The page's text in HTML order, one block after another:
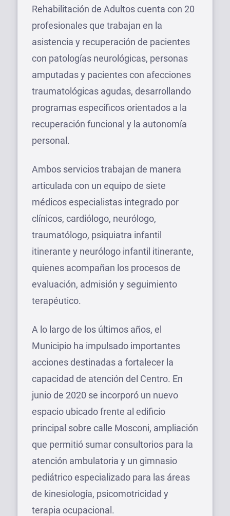
Rehabilitación de Adultos cuenta con 20
profesionales que trabajan en la
asistencia y recuperación de pacientes
con patologías neurológicas, personas
amputadas y pacientes con afecciones
traumatológicas agudas, desarrollando
programas específicos orientados a la
recuperación funcional y la autonomía
personal.
Ambos servicios trabajan de manera
articulada con un equipo de siete
médicos especialistas integrado por
clínicos, cardiólogo, neurólogo,
traumatólogo, psiquiatra infantil
itinerante y neurólogo infantil itinerante,
quienes acompañan los procesos de
evaluación, admisión y seguimiento
terapéutico.
A lo largo de los últimos años, el
Municipio ha impulsado importantes
acciones destinadas a fortalecer la
capacidad de atención del Centro. En
junio de 2020 se incorporó un nuevo
espacio ubicado frente al edificio
principal sobre calle Mosconi, ampliación
que permitió sumar consultorios para la
atención ambulatoria y un gimnasio
pediátrico especializado para las áreas
de kinesiología, psicomotricidad y
terapia ocupacional.